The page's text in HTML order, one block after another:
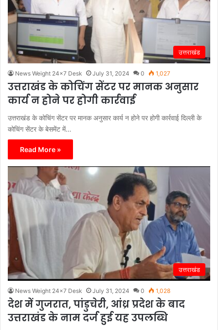
उत्तराखंड
News Weight 24x7 Desk July 31, 2024 0 1,027
उत्तराखंड के कोचिंग सेंटर पर मानक अनुसार
कार्य न होने पर होगी कार्रवाई
उत्तराखंड के कोचिंग सेंटर पर मानक अनुसार कार्य न होने पर होगी कार्रवाई दिल्ली के
कोचिंग सेंटर के बेसमेंट में…
Read More »
उत्तराखंड
News Weight 24x7 Desk July 31, 2024 0 1,028
देश में गुजरात, पांडुचेरी, आंध्र प्रदेश के बाद
उत्तराखंड के नाम दर्ज हुई यह उपलब्धि